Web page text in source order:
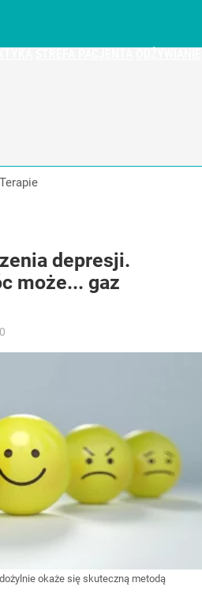
Terapie
depresji.
może... gaz
okaże się skuteczną metodą